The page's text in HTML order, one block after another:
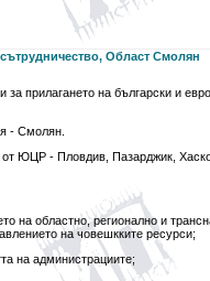
Област Смолян
за прилагането на български и
- Смолян.
ЮЦР - Пловдив, Пазарджик,
на областно, регионално и
на човешкките ресурси;
на администрациите;